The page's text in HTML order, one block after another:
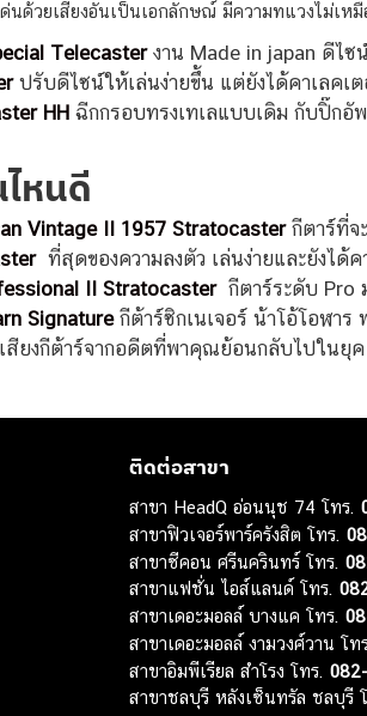
นด้วยเสียงอันเป็นเอกลักษณ์ มีความทแวงไม่เ
Telecasterงาน Made in japan ดีไซ
ปรับดีไซน์ให้เล่นง่ายขึ้น แต่ยังได้คาเลคเต
HHฉีกกรอบทรงเทเลแบบเดิม กับปิ๊ก
หนดี
Vintage II 1957 Stratocasterกีตาร์ที่จ
ที่สุดของความลงตัว เล่นง่ายและยังได้
II Stratocaster กีตาร์ระดับ Pro
Signatureกีต้าร์ซิกเนเจอร์ น้าโอ้โอฬาร
เสียงกีต้าร์จากอดีตที่พาคุณย้อนกลับไปในยุค
ติดต่อสาขา
สาขา HeadQ อ่อนนุช 74 โทร.
สาขาฟิวเจอร์พาร์ครังสิต โทร.
สาขาซีคอน ศรีนครินทร์ โทร.
สาขาแฟชั่น ไอส์แลนด์ โทร.
สาขาเดอะมอลล์ บางแค โทร.
สาขาเดอะมอลล์ งามวงศ์วาน โ
สาขาอิมพีเรียล สำโรง โทร.
สาขาชลบุรี หลังเซ็นทรัล ชลบุรี